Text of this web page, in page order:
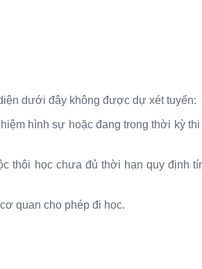
dưới đây không được dự xét tuyển:
hình sự hoặc đang trong thời kỳ
thôi học chưa đủ thời hạn quy định
quan cho phép đi học.